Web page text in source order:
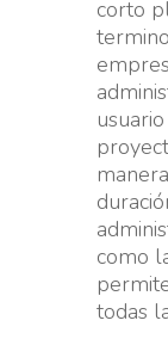
corto
como
todas